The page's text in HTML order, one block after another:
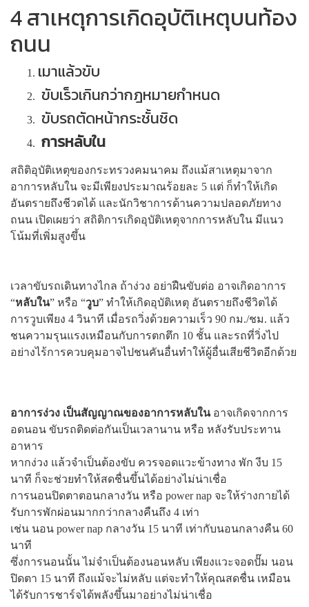
4 สาเหตุการเกิดอุบัติเหตุบนท้อง
ถนน
เมาแล้วขับ
ขับเร็วเกินกว่ากฎหมายกำหนด
ขับรถตัดหน้ากระชั้นชิด
การหลับใน
สถิติอุบัติเหตุของกระทรวงคมนาคม ถึงแม้สาเหตุมาจาก
อาการหลับใน จะมีเพียงประมาณร้อยละ 5 แต่ ก็ทำให้เกิด
อันตรายถึงชีวตได้ และนักวิชาการด้านความปลอดภัยทาง
ถนน เปิดเผยว่า สถิติการเกิดอุบัติเหตุจากการหลับใน มีแนว
โน้มที่เพิ่มสูงขึ้น
เวลาขับรถเดินทางไกล ถ้าง่วง อย่าฝืนขับต่อ อาจเกิดอาการ
“หลับใน” หรือ “วูบ” ทำให้เกิดอุบัติเหตุ อันตรายถึงชีวิตได้
การวูบเพียง 4 วินาที เมื่อรถวิ่งด้วยความเร็ว 90 กม./ชม. แล้ว
ชนความรุนแรงเหมือนกับการตกตึก 10 ชั้น และรถที่วิ่งไป
อย่างไร้การควบคุมอาจไปชนคันอื่นทำให้ผู้อื่นเสียชีวิตอีกด้วย
อาการง่วง เป็นสัญญาณของอาการหลับในอาจเกิดจากการ
อดนอน ขับรถติดต่อกันเป็นเวลานาน หรือ หลังรับประทาน
อาหาร
หากง่วง แล้วจำเป็นต้องขับ ควรจอดแวะข้างทาง พัก งีบ 15
นาที ก็จะช่วยทำให้สดชื่นขึ้นได้อย่างไม่น่าเชื่อ
การนอนปิดตาตอนกลางวัน หรือ power nap จะให้ร่างกายได้
รับการพักผ่อนมากกว่ากลางคืนถึง 4 เท่า
เช่น นอน power nap กลางวัน 15 นาที เท่ากับนอนกลางคืน 60
นาที
ซึ่งการนอนนั้น ไม่จำเป็นต้องนอนหลับ เพียงแวะจอดปั๊ม นอน
ปิดตา 15 นาที ถึงแม้จะไม่หลับ แต่จะทำให้คุณสดชื่น เหมือน
ได้รับการชาร์จได้พลังขึ้นมาอย่างไม่น่าเชื่อ